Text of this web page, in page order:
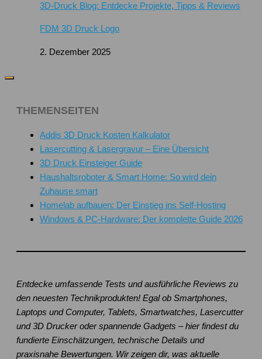
3D-Druck Blog: Entdecke Projekte, Tipps & Reviews
FDM 3D Druck Logo
2. Dezember 2025
THEMENSEITEN
Addis 3D Druck Kosten Kalkulator
Lasercutting & Lasergravur – Eine Übersicht
3D Druck Einsteiger Guide
Haushaltsroboter & Smart Home: So wird dein
Zuhause smart
Homelab aufbauen: Der Einstieg ins Self-Hosting
Windows & PC-Hardware: Der komplette Guide 2026
Entdecke umfassende Tests und ausführliche Reviews zu
den neuesten Technikprodukten! Egal ob Smartphones,
Laptops und Computer, Tablets, Smartwatches, Lasercutter
und 3D Drucker oder spannende Gadgets – hier findest du
fundierte Einschätzungen, technische Details und
praxisnahe Bewertungen. Wir zeigen dir, was aktuelle